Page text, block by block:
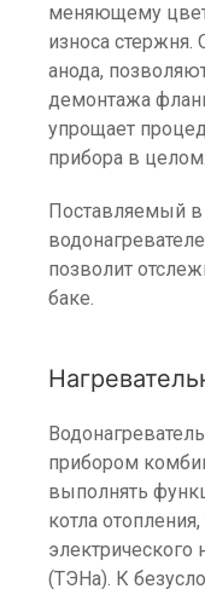
меняющему
износа стержня.
анода,
демонтажа
упрощает
прибора в целом.
Поставляемый
позволит
баке.
прибором
выполнять
котла
электрического
(ТЭНа). К